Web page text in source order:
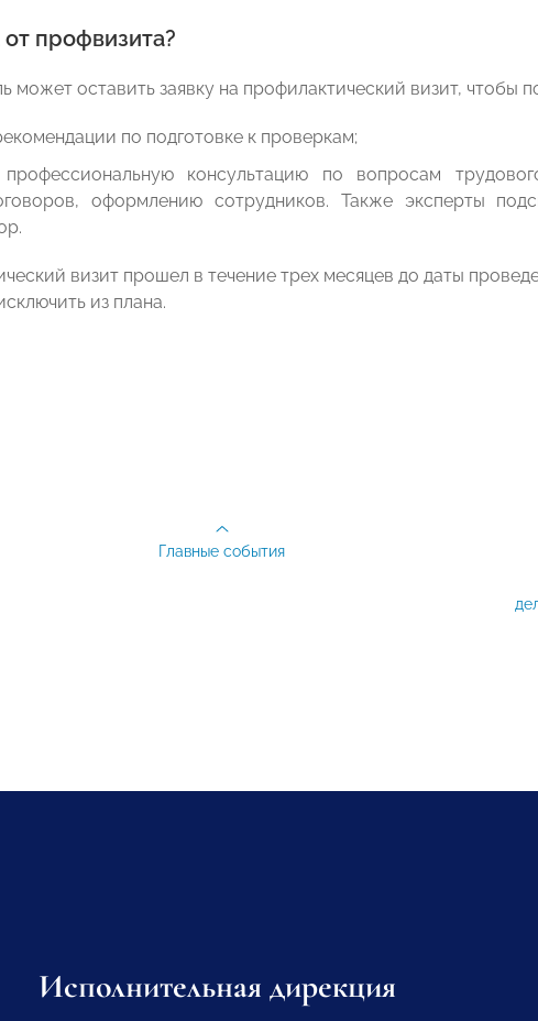
профвизита?
может оставить заявку на профилактический визит, чтобы
по подготовке к проверкам;
профессиональную консультацию по вопросам
оформлению сотрудников. Также эксперты
визит прошел в течение трех месяцев до даты
из плана.
Главные события
Исполнительная дирекция